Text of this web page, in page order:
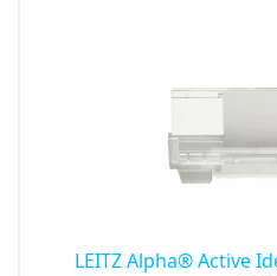
LEITZ Alpha® Active